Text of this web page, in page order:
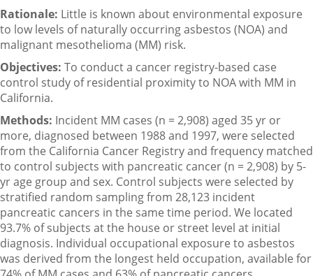
Rationale: Little is known about environmental exposure
to low levels of naturally occurring asbestos (NOA) and
malignant mesothelioma (MM) risk.
Objectives: To conduct a cancer registry-based case
control study of residential proximity to NOA with MM in
California.
Methods: Incident MM cases (n = 2,908) aged 35 yr or
more, diagnosed between 1988 and 1997, were selected
from the California Cancer Registry and frequency matched
to control subjects with pancreatic cancer (n = 2,908) by 5-
yr age group and sex. Control subjects were selected by
stratified random sampling from 28,123 incident
pancreatic cancers in the same time period. We located
93.7% of subjects at the house or street level at initial
diagnosis. Individual occupational exposure to asbestos
was derived from the longest held occupation, available for